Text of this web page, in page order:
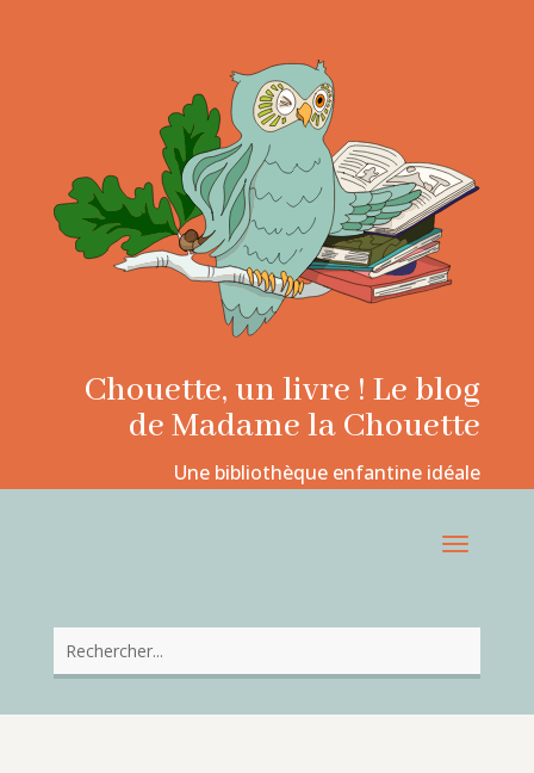
Chouette, un livre ! Le blog
de Madame la Chouette
Une bibliothèque enfantine idéale